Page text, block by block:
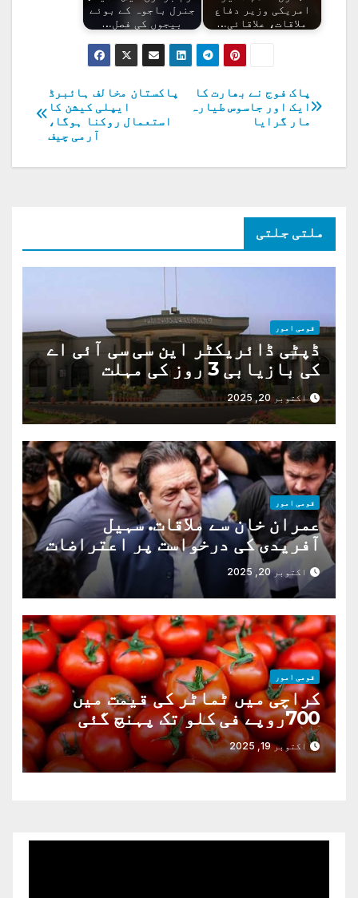
امریکی وزیر دفاع
ملاقات، علاقائی…
جنرل باجوہ کے بوئے
بیجوں کی فصل…
پوسٹوں
کی
نیویگیشن
پاکستان مخالف ہائبرڈ
ایپلی کیشن کا
استعمال روکنا ہوگا،
آرمی چیف
پاک فوج نے بھارت کا
ایک اور جاسوس طیارہ
مار گرایا
ملتی جلتی
قومی امور
ڈپٹی ڈائریکٹر این سی سی آئی اے
کی بازیابی 3 روز کی مہلت
اکتوبر 20, 2025
قومی امور
عمران خان سے ملاقات. سہیل
آفریدی کی درخواست پر اعتراضات
دوراکتوبر 20, 2025
قومی امور
کراچی میں ٹماٹر کی قیمت میں
700روپے فی کلو تک پہنچ گئی
اکتوبر 19, 2025